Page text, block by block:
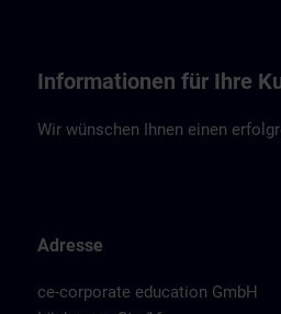
Informationen für Ihre
Wir wünschen Ihnen einen
Adresse
ce-corporate education GmbH